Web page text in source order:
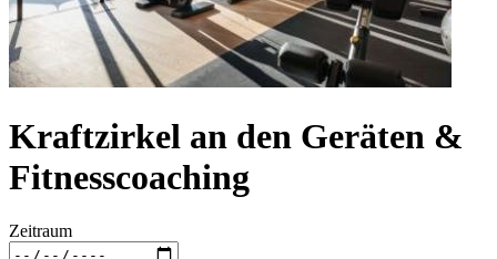
Kraftzirkel an den Geräten &
Fitnesscoaching
Zeitraum